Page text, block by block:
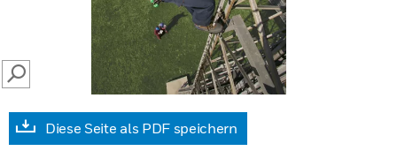
SEARCH
Diese Seite als PDF speichern